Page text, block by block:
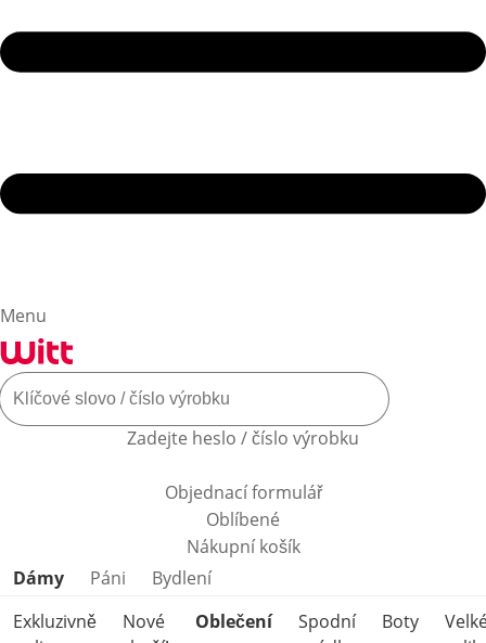
Menu
Zadejte heslo / číslo výrobku
Objednací formulář
Oblíbené
Nákupní košík
Přeskočit kategorie produktů
Dámy Páni
Bydlení
Exkluzivně
Nové
Oblečení
Spodní
Boty